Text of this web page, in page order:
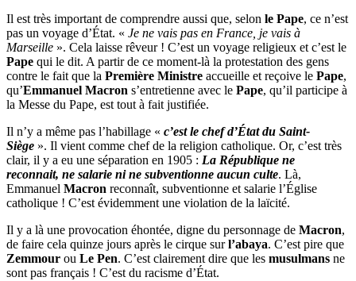
Il est très important de comprendre aussi que, selon le Pape, ce n’est
pas un voyage d’État. « Je ne vais pas en France, je vais à
Marseille ». Cela laisse rêveur ! C’est un voyage religieux et c’est le
Pape qui le dit. A partir de ce moment-là la protestation des gens
contre le fait que la Première Ministre accueille et reçoive le Pape,
qu’Emmanuel Macron s’entretienne avec le Pape, qu’il participe à
la Messe du Pape, est tout à fait justifiée.
Il n’y a même pas l’habillage « c’est le chef d’État du Saint-
Siège ». Il vient comme chef de la religion catholique. Or, c’est très
clair, il y a eu une séparation en 1905 : La République ne
reconnait, ne salarie ni ne subventionne aucun culte. Là,
Emmanuel Macron reconnaît, subventionne et salarie l’Église
catholique ! C’est évidemment une violation de la laïcité.
Il y a là une provocation éhontée, digne du personnage de Macron,
de faire cela quinze jours après le cirque surl’abaya. C’est pire que
Zemmour ou Le Pen. C’est clairement dire que les musulmans ne
sont pas français ! C’est du racisme d’État.